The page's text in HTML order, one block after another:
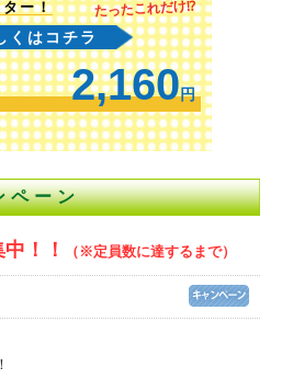
ター！
たったこれだけ⁉
くはコチラ
2,160円
ペーン
！！ （※定員数に達するまで）